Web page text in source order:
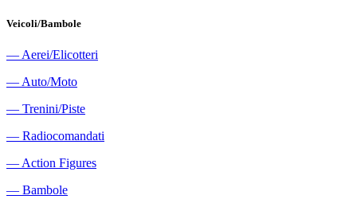
Veicoli/Bambole
― Aerei/Elicotteri
― Auto/Moto
― Trenini/Piste
― Radiocomandati
― Action Figures
― Bambole